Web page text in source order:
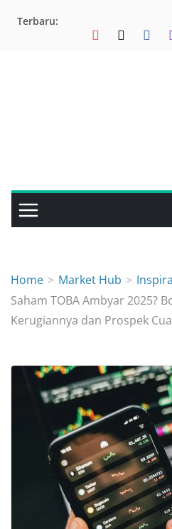
Terbaru:
Home Market Hub
Saham TOBA Ambyar 2025?
Kerugiannya dan Prospek